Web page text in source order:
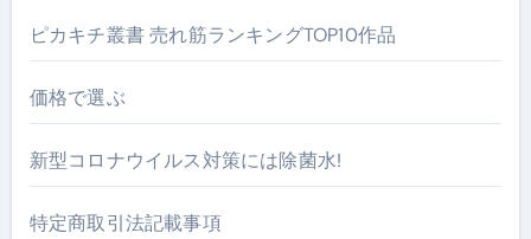
ピカキチ叢書 売れ筋ランキングTOP10作品
価格で選ぶ
新型コロナウイルス対策には除菌水!
特定商取引法記載事項